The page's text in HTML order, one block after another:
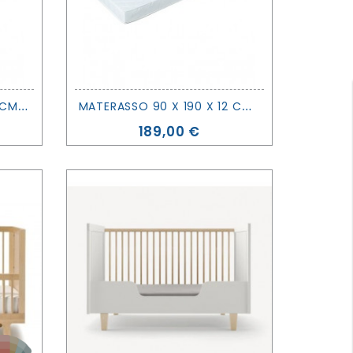
M
ATERASSO 89 X 186 X 11 CM - OEUF M
ATERASSO 90 X 190 X 12 CM - OEUF
Prezzo
189,00 €